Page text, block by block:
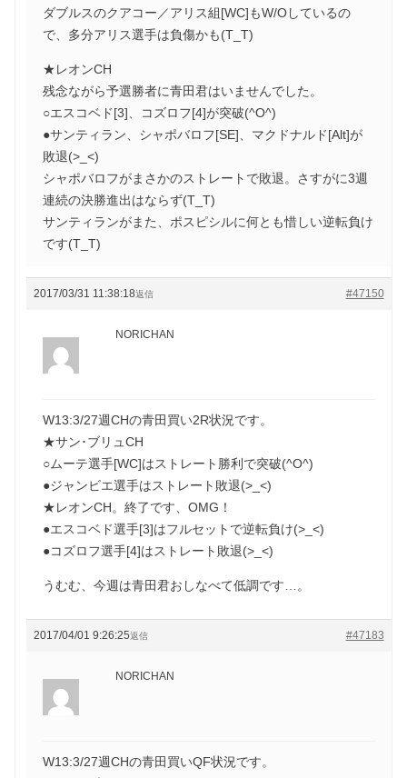
ダブルスのクアコー／アリス組[WC]もW/Oしているの
で、多分アリス選手は負傷かも(T_T)
★レオンCH
残念ながら予選勝者に青田君はいませんでした。
○エスコベド[3]、コズロフ[4]が突破(^O^)
●サンティラン、シャポバロフ[SE]、マクドナルド[Alt]が
敗退(>_<)
シャポバロフがまさかのストレートで敗退。さすがに3週
連続の決勝進出はならず(T_T)
サンティランがまた、ポスピシルに何とも惜しい逆転負け
です(T_T)
2017/03/31 11:38:18 #47150
返信
NORICHAN
W13:3/27週CHの青田買い2R状況です。
★サン･ブリュCH
○ムーテ選手[WC]はストレート勝利で突破(^O^)
●ジャンビエ選手はストレート敗退(>_<)
★レオンCH。終了です、OMG！
●エスコベド選手[3]はフルセットで逆転負け(>_<)
●コズロフ選手[4]はストレート敗退(>_<)
うむむ、今週は青田君おしなべて低調です…。
2017/04/01 9:26:25 #47183
返信
NORICHAN
W13:3/27週CHの青田買いQF状況です。